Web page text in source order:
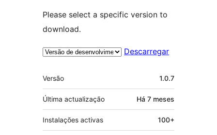
Please select a specific version to
download.
Descarregar
Metadados
Versão 1.0.7
Última actualização Há 7 meses
Instalações activas 100+